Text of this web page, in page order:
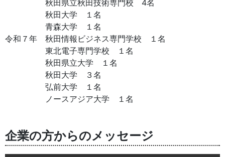
秋田県立秋田技術専門校 4名
秋田大学 １名
青森大学 １名
令和７年 秋田情報ビジネス専門学校 １名
東北電子専門学校 １名
秋田県立大学 １名
秋田大学 ３名
弘前大学 １名
ノースアジア大学 １名
企業の方からのメッセージ